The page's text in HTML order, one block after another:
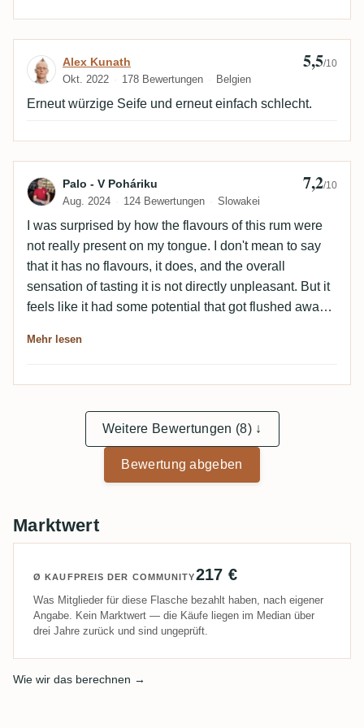
Bewertung von Alex Kunath
Alex Kunath
Okt. 2022 178 Bewertungen Belgien
5,5/10
Erneut würzige Seife und erneut einfach schlecht.
Bewertung von Palo - V Poháriku
Palo - V Poháriku
Aug. 2024 124 Bewertungen Slowakei
7,2/10
I was surprised by how the flavours of this rum were
not really present on my tongue. I don't mean to say
that it has no flavours, it does, and the overall
sensation of tasting it is not directly unpleasant. But it
feels like it had some potential that got flushed away
and 2015 vintages) have more character than this one
Mehr lesen
Weitere Bewertungen (8) ↓
Bewertung abgeben
Marktwert
Ø KAUFPREIS DER COMMUNITY217 €
Was Mitglieder für diese Flasche bezahlt haben, nach eigener
Angabe. Kein Marktwert — die Käufe liegen im Median über
drei Jahre zurück und sind ungeprüft.
Wie wir das berechnen →